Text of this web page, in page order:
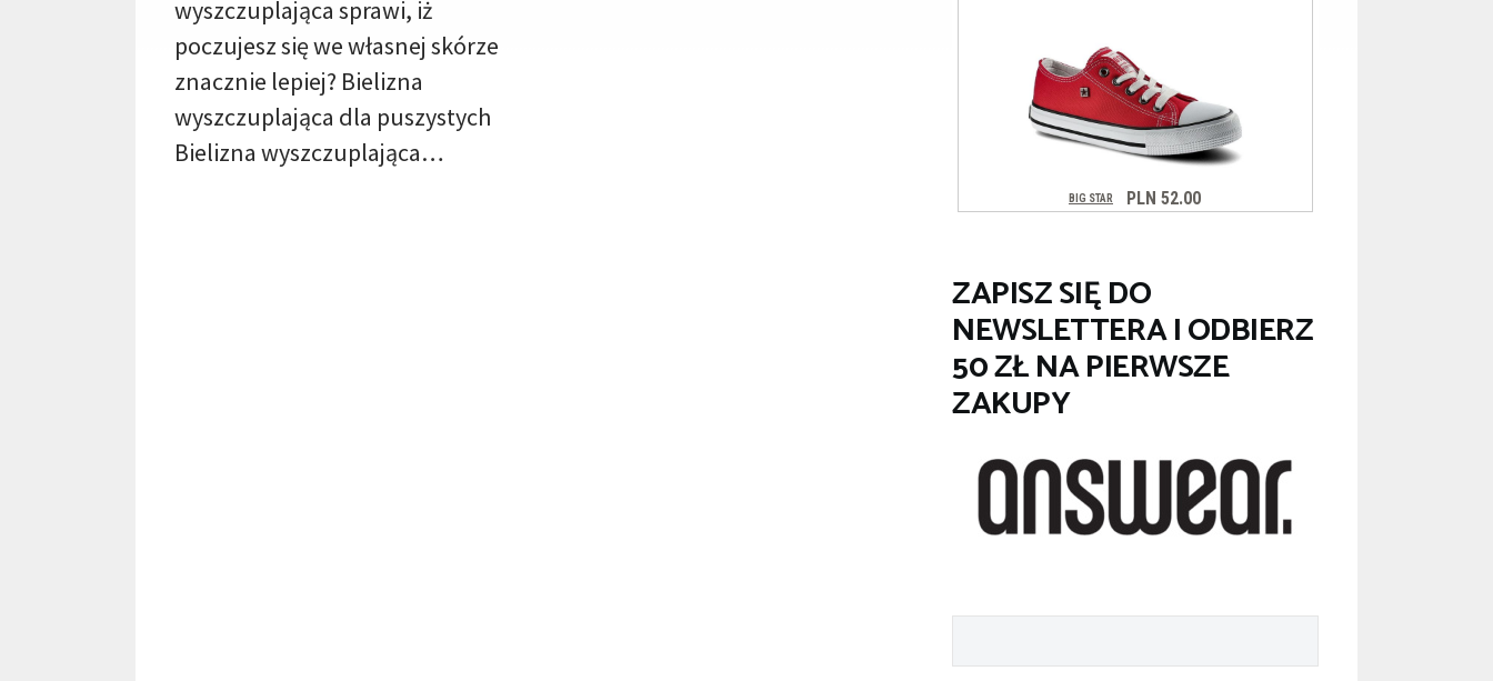
wyszczuplająca sprawi, iż
poczujesz się we własnej skórze
znacznie lepiej? Bielizna
wyszczuplająca dla puszystych
Bielizna wyszczuplająca…
ZAPISZ SIĘ DO
NEWSLETTERA I ODBIERZ
50 ZŁ NA PIERWSZE
ZAKUPY